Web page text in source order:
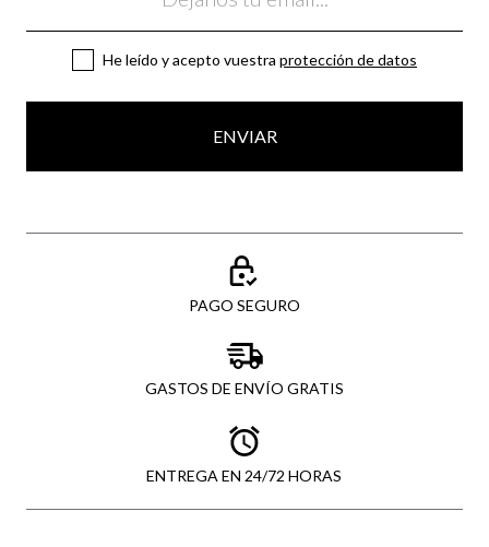
He leído y acepto vuestra protección de datos
ENVIAR
PAGO SEGURO
GASTOS DE ENVÍO GRATIS
ENTREGA EN 24/72 HORAS